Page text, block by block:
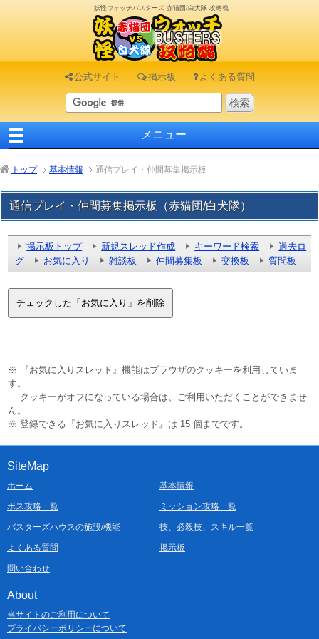
妖怪ウォッチバスターズ 赤猫団/白犬隊 攻略魂
公式サイト 掲示板 よくある質問
メニュー
トップ 基本情報 通信プレイ・仲間募集掲示板
通信プレイ・仲間募集掲示板（赤猫団/白犬隊）
掲示板トップ 新規スレッド作成 キーワード検索
過去ロ
グ
お気に入り 雑談板 仲間募集板 交換板 質問板
※ 『お気に入りスレッド』機能はブラウザのクッキーを利用していま
す。
クッキーがオフになっている場合は、ご利用いただくことができませ
ん。
※ 登録できる『お気に入りスレッド』は 15 個までです。
SiteMap
ホーム 基本情報
ボス攻略一覧 ミッション攻略一覧
バスターズハウスの施設/機能 技、必殺技、スキル一覧
よくある質問 掲示板
問い合わせ
About
当サイトのご利用について
プライバシーポリシーについて